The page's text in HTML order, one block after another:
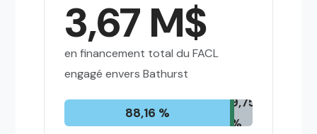
3,67 M$
en financement total du FACL
engagé envers Bathurst
88,16 %
9,75
%